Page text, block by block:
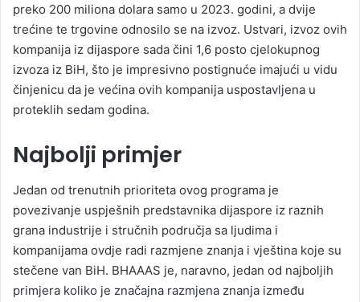
preko 200 miliona dolara samo u 2023. godini, a dvije
trećine te trgovine odnosilo se na izvoz. Ustvari, izvoz ovih
kompanija iz dijaspore sada čini 1,6 posto cjelokupnog
izvoza iz BiH, što je impresivno postignuće imajući u vidu
činjenicu da je većina ovih kompanija uspostavljena u
proteklih sedam godina.
Najbolji primjer
Jedan od trenutnih prioriteta ovog programa je
povezivanje uspješnih predstavnika dijaspore iz raznih
grana industrije i stručnih područja sa ljudima i
kompanijama ovdje radi razmjene znanja i vještina koje su
stečene van BiH. BHAAAS je, naravno, jedan od najboljih
primjera koliko je značajna razmjena znanja između